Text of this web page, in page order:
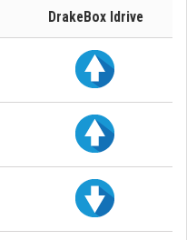
DrakeBox Idrive